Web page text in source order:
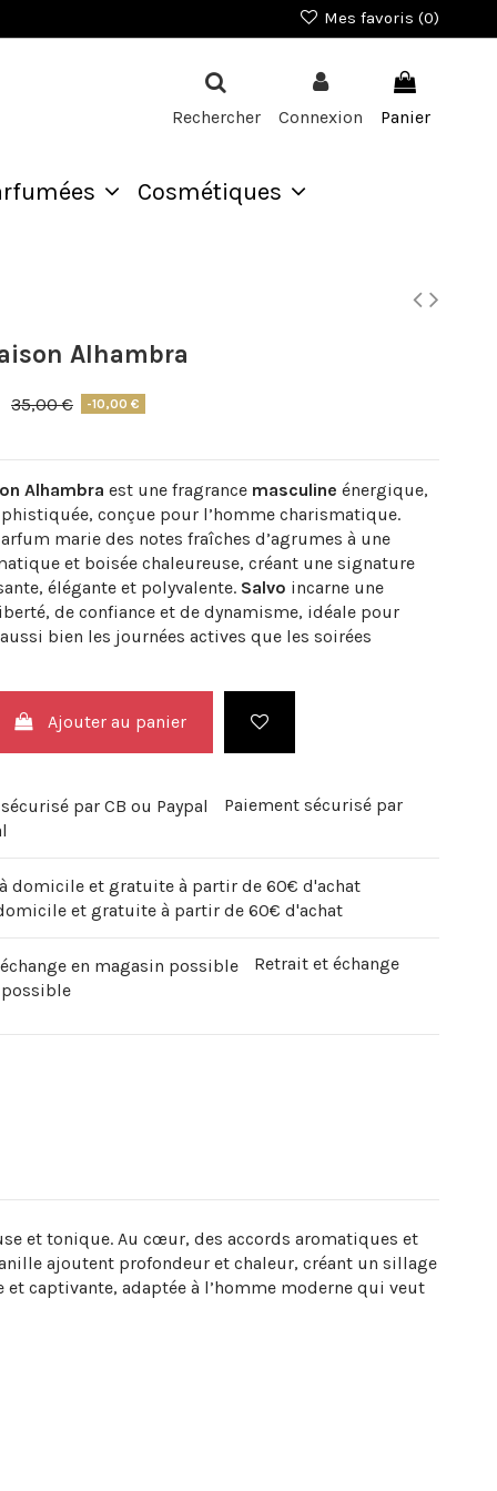
Mes favoris (0)
Rechercher Connexion Panier
Cosmétiques
Alhambra
35,00 € -10,00 €
Alhambra est une fragrance masculine énergique,
conçue pour l’homme charismatique.
marie des notes fraîches d’agrumes à une
et boisée chaleureuse, créant une signature
élégante et polyvalente. Salvo incarne une
de confiance et de dynamisme, idéale pour
bien les journées actives que les soirées
Ajouter au panier
Paiement sécurisé par
et gratuite à partir de 60€ d'achat
Retrait et échange
et tonique. Au cœur, des accords aromatiques et
ajoutent profondeur et chaleur, créant un sillage
captivante, adaptée à l’homme moderne qui veut